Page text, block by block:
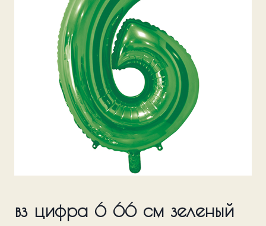
вз цифра 6 66 см зеленый